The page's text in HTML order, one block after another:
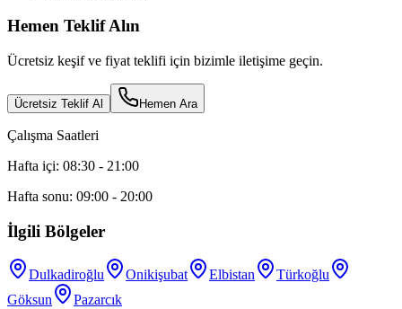
Hemen Teklif Alın
Ücretsiz keşif ve fiyat teklifi için bizimle iletişime geçin.
Ücretsiz Teklif Al Hemen Ara
Çalışma Saatleri
Hafta içi: 08:30 - 21:00
Hafta sonu: 09:00 - 20:00
İlgili Bölgeler
Dulkadiroğlu Onikişubat Elbistan
Türkoğlu
Göksun
Pazarcık